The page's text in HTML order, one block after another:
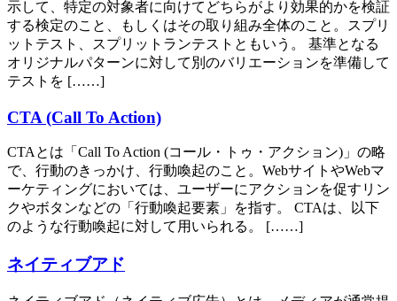
示して、特定の対象者に向けてどちらがより効果的かを検証
する検定のこと、もしくはその取り組み全体のこと。スプリ
ットテスト、スプリットランテストともいう。 基準となる
オリジナルパターンに対して別のバリエーションを準備して
テストを [……]
CTA (Call To Action)
CTAとは「Call To Action (コール・トゥ・アクション)」の略
で、行動のきっかけ、行動喚起のこと。WebサイトやWebマ
ーケティングにおいては、ユーザーにアクションを促すリン
クやボタンなどの「行動喚起要素」を指す。 CTAは、以下
のような行動喚起に対して用いられる。 [……]
ネイティブアド